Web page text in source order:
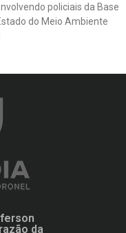
policiais da Base
do Meio Ambiente
da